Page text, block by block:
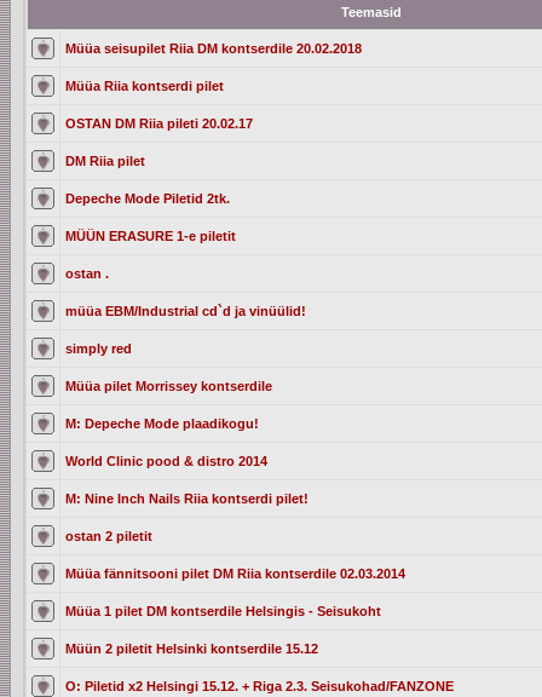
Teemasid
Müüa seisupilet Riia DM kontserdile 20.02.2018
Müüa Riia kontserdi pilet
OSTAN DM Riia pileti 20.02.17
DM Riia pilet
Depeche Mode Piletid 2tk.
MÜÜN ERASURE 1-e piletit
ostan .
müüa EBM/Industrial cd`d ja vinüülid!
simply red
Müüa pilet Morrissey kontserdile
M: Depeche Mode plaadikogu!
World Clinic pood & distro 2014
M: Nine Inch Nails Riia kontserdi pilet!
ostan 2 piletit
Müüa fännitsooni pilet DM Riia kontserdile 02.03.2014
Müüa 1 pilet DM kontserdile Helsingis - Seisukoht
Müün 2 piletit Helsinki kontserdile 15.12
O: Piletid x2 Helsingi 15.12. + Riga 2.3. Seisukohad/FANZONE